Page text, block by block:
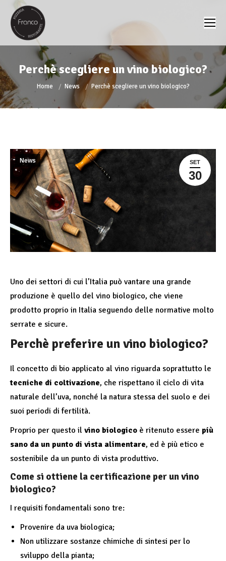
Perchè scegliere un vino biologico?
You are here:
Home News Perchè scegliere un vino biologico?
SET
30
News
Uno dei settori di cui l’Italia può vantare una grande
produzione è quello del vino biologico, che viene
prodotto proprio in Italia seguendo delle normative molto
serrate e sicure.
Perchè preferire un vino biologico?
Il concetto di bio applicato al vino riguarda soprattutto le
tecniche di coltivazione, che rispettano il ciclo di vita
naturale dell’uva, nonché la natura stessa del suolo e dei
suoi periodi di fertilità.
Proprio per questo il vino biologico è ritenuto essere più
sano da un punto di vista alimentare, ed è più etico e
sostenibile da un punto di vista produttivo.
Come si ottiene la certificazione per un vino
biologico?
I requisiti fondamentali sono tre:
Provenire da uva biologica;
Non utilizzare sostanze chimiche di sintesi per lo
sviluppo della pianta;